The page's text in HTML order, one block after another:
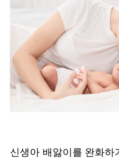
신생아 배앓이를 완화하